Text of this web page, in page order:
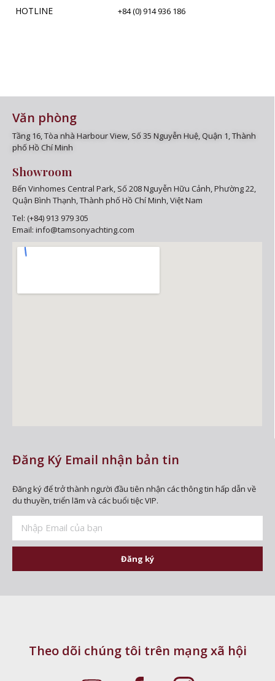
HOTLINE
+84 (0) 914 936 186
Văn phòng
Tầng 16,Tòa nhà Harbour View, Số 35 Nguyễn Huệ, Quận 1, Thành
phố Hồ Chí Minh
Showroom
Bến Vinhomes Central Park, Số 208 Nguyễn Hữu Cảnh, Phường 22,
Quận Bình Thạnh, Thành phố Hồ Chí Minh, Việt Nam
Tel: (+84) 913 979 305
Email: info@tamsonyachting.com
Đăng Ký Email nhận bản tin
Đăng ký để trở thành người đầu tiên nhận các thông tin hấp dẫn về
du thuyền, triển lãm và các buổi tiệc VIP.
Đăng ký
Theo dõi chúng tôi trên mạng xã hội